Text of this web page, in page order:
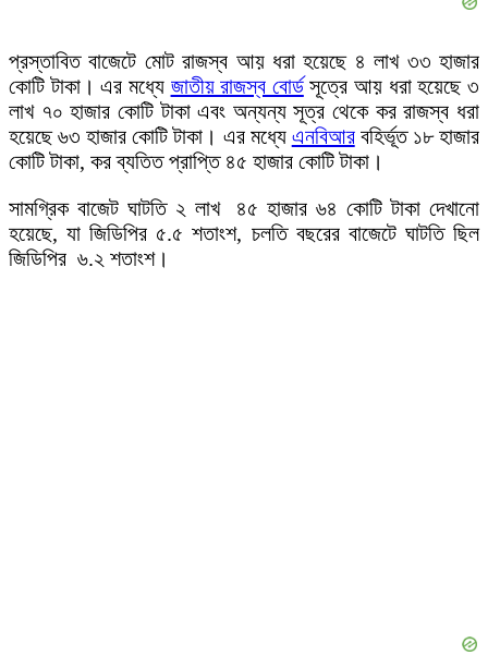
প্রস্তাবিত বাজেটে মোট রাজস্ব আয় ধরা হয়েছে ৪ লাখ ৩৩ হাজার
কোটি টাকা। এর মধ্যে জাতীয় রাজস্ব বোর্ডসূত্রে আয় ধরা হয়েছে ৩
লাখ ৭০ হাজার কোটি টাকা এবং অন্যন্য সূত্র থেকে কর রাজস্ব ধরা
হয়েছে ৬৩ হাজার কোটি টাকা। এর মধ্যে এনবিআরবহির্ভূত ১৮ হাজার
কোটি টাকা, কর ব্যতিত প্রাপ্তি ৪৫ হাজার কোটি টাকা।
সামগ্রিক বাজেট ঘাটতি ২ লাখ ৪৫ হাজার ৬৪ কোটি টাকা দেখানো
হয়েছে, যা জিডিপির ৫.৫ শতাংশ, চলতি বছরের বাজেটে ঘাটতি ছিল
জিডিপির ৬.২ শতাংশ।